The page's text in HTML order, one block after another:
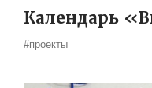
Календарь
#проекты